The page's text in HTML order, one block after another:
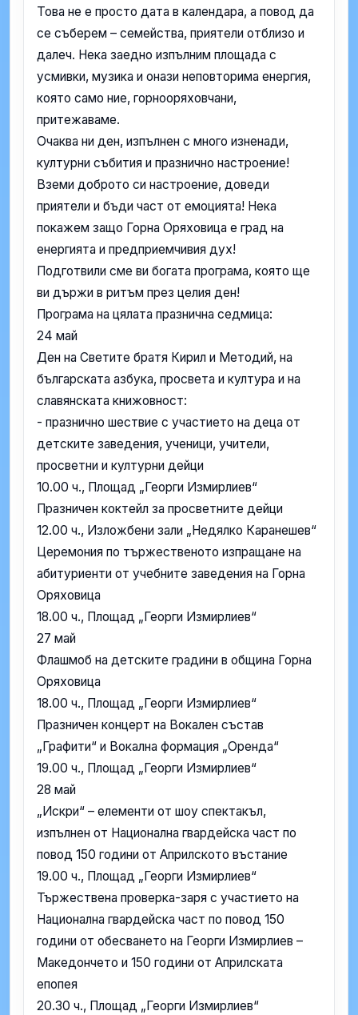
Това не е просто дата в календара, а повод да
се съберем – семейства, приятели отблизо и
далеч. Нека заедно изпълним площада с
усмивки, музика и онази неповторима енергия,
която само ние, горнооряховчани,
притежаваме.
Очаква ни ден, изпълнен с много изненади,
културни събития и празнично настроение!
Вземи доброто си настроение, доведи
приятели и бъди част от емоцията! Нека
покажем защо Горна Оряховица е град на
енергията и предприемчивия дух!
Подготвили сме ви богата програма, която ще
ви държи в ритъм през целия ден!
Програма на цялата празнична седмица:
24 май
Ден на Светите братя Кирил и Методий, на
българската азбука, просвета и култура и на
славянската книжовност:
- празнично шествие с участието на деца от
детските заведения, ученици, учители,
просветни и културни дейци
10.00 ч., Площад „Георги Измирлиев“
Празничен коктейл за просветните дейци
12.00 ч., Изложбени зали „Недялко Каранешев“
Церемония по тържественото изпращане на
абитуриенти от учебните заведения на Горна
Оряховица
18.00 ч., Площад „Георги Измирлиев“
27 май
Флашмоб на детските градини в община Горна
Оряховица
18.00 ч., Площад „Георги Измирлиев“
Празничен концерт на Вокален състав
„Графити“ и Вокална формация „Оренда“
19.00 ч., Площад „Георги Измирлиев“
28 май
„Искри“ – елементи от шоу спектакъл,
изпълнен от Национална гвардейска част по
повод 150 години от Априлското въстание
19.00 ч., Площад „Георги Измирлиев“
Тържествена проверка-заря с участието на
Национална гвардейска част по повод 150
години от обесването на Георги Измирлиев –
Македончето и 150 години от Априлската
епопея
20.30 ч., Площад „Георги Измирлиев“